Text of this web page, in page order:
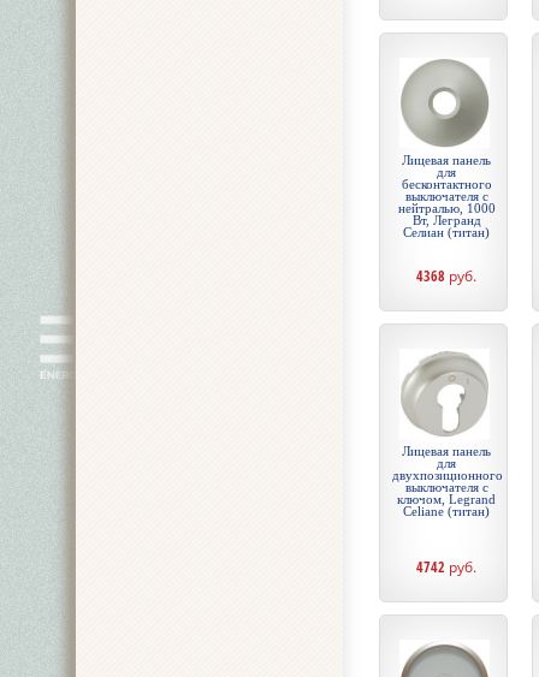
Лицевая панель
для
бесконтактного
выключателя с
нейтралью, 1000
Вт, Легранд
Селиан (титан)
4368 руб.
Лицевая панель
для
двухпозиционного
выключателя с
ключом, Legrand
Celiane (титан)
4742 руб.